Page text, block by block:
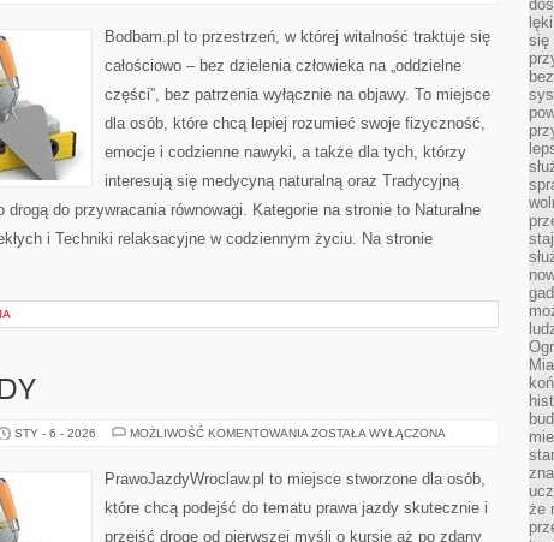
Bodbam.pl to przestrzeń, w której witalność traktuje się
całościowo – bez dzielenia człowieka na „oddzielne
części”, bez patrzenia wyłącznie na objawy. To miejsce
dla osób, które chcą lepiej rozumieć swoje fizyczność,
emocje i codzienne nawyki, a także dla tych, którzy
interesują się medycyną naturalną oraz Tradycyjną
drogą do przywracania równowagi. Kategorie na stronie to Naturalne
i Techniki relaksacyjne w codziennym życiu. Na stronie
STY - 6 - 2026 MOŻLIWOŚĆ KOMENTOWANIA NAUKA
ZOSTAŁA WYŁĄCZONA
PrawoJazdyWroclaw.pl to miejsce stworzone dla osób,
które chcą podejść do tematu prawa jazdy skutecznie i
przejść drogę od pierwszej myśli o kursie aż po zdany
się
że